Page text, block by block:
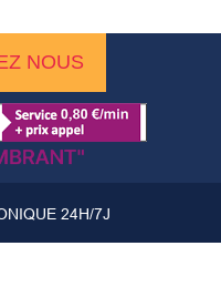
NOUS
24H/7J